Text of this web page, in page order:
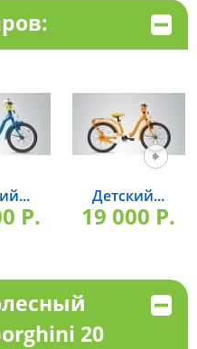
P.
Детский...
19 000 P.
20